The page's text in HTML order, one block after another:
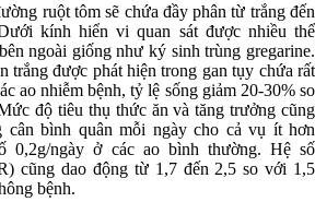
ruột tôm sẽ chứa đầy phân từ trắng đến
kính hiển vi quan sát được nhiều thể
ngoài giống như ký sinh trùng gregarine.
trắng được phát hiện trong gan tụy chứa rất
ao nhiễm bệnh, tỷ lệ sống giảm 20-30% so
độ tiêu thụ thức ăn và tăng trưởng cũng
cân bình quân mỗi ngày cho cả vụ ít hơn
0,2g/ngày ở các ao bình thường. Hệ số
cũng dao động từ 1,7 đến 2,5 so với 1,5
bệnh.